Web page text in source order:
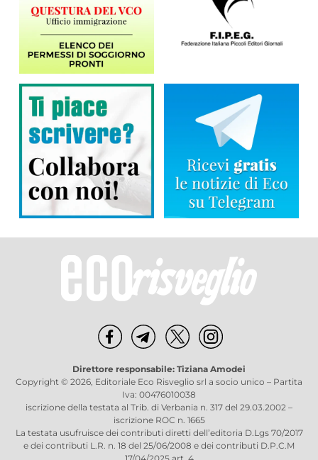
Direttore responsabile: Tiziana Amodei
Copyright © 2026, Editoriale Eco Risveglio srl a socio unico – Partita
Iva: 00476010038
iscrizione della testata al Trib. di Verbania n. 317 del 29.03.2002 –
iscrizione ROC n. 1665
La testata usufruisce dei contributi diretti dell’editoria D.Lgs 70/2017
e dei contributi L.R. n. 18 del 25/06/2008 e dei contributi D.P.C.M